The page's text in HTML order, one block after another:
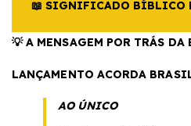
📖 SIGNIFICADO BÍBLICO
💡 A MENSAGEM POR TRÁS DA
LANÇAMENTO ACORDA
AO ÚNICO